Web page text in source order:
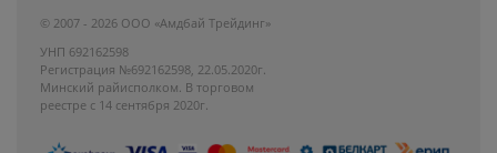
© 2007 - 2026 ООО «Амдбай Трейдинг»
УНП 692162598
Регистрация №692162598, 22.05.2020г.
Минский райисполком. В торговом
реестре с 14 сентября 2020г.